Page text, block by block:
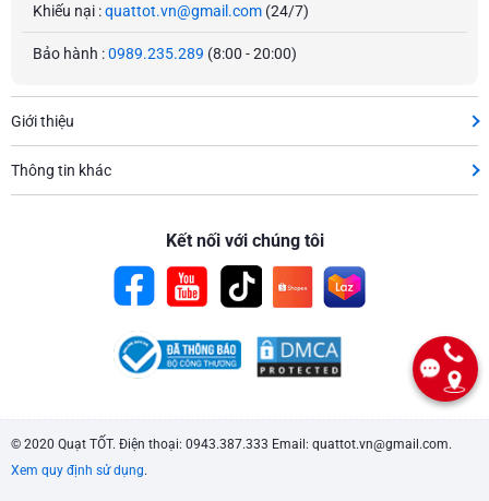
Khiếu nại :quattot.vn@gmail.com (24/7)
Bảo hành :0989.235.289 (8:00 - 20:00)
Giới thiệu
Thông tin khác
Kết nối với chúng tôi
© 2020 Quạt TỐT. Điện thoại: 0943.387.333 Email: quattot.vn@gmail.com.
Xem quy định sử dụng.